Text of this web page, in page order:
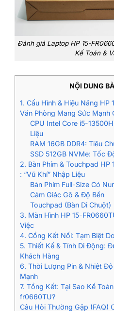
Đánh giá Laptop HP 15-
Kế Toán &
NỘI DUNG
1. Cấu Hình & Hiệu Năng
Văn Phòng Mang Sức Mạnh
CPU Intel Core i5-
Liệu
RAM 16GB DDR4: Tiêu
SSD 512GB NVMe: Tốc
2. Bàn Phím & Touchpad HP
: “Vũ Khí” Nhập Liệu
Bàn Phím Full-Size Có
Cảm Giác Gõ & Độ Bền
Touchpad (Bàn Di Chuột)
3. Màn Hình HP 15-
Việc
4. Cổng Kết Nối: Tạm Biệt
5. Thiết Kế & Tính Di Động:
Khách Hàng
6. Thời Lượng Pin & Nhiệt
Mạnh
7. Tổng Kết: Tại Sao Kế
fr0660TU?
Câu Hỏi Thường Gặp (FAQ)